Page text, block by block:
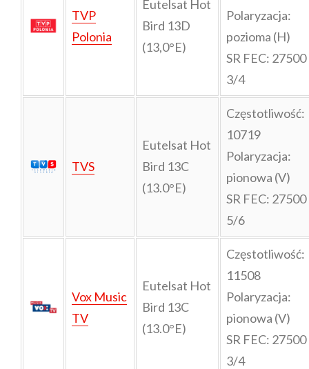
TVP
Polonia
Eutelsat Hot
Bird 13D
(13,0°E)
Polaryzacja:
pozioma (H)
SR FEC: 27500
3/4
TVS
Eutelsat Hot
Bird 13C
(13.0°E)
Częstotliwość:
10719
Polaryzacja:
pionowa (V)
SR FEC: 27500
5/6
Vox Music
TV
Eutelsat Hot
Bird 13C
(13.0°E)
Częstotliwość:
11508
Polaryzacja:
pionowa (V)
SR FEC: 27500
3/4